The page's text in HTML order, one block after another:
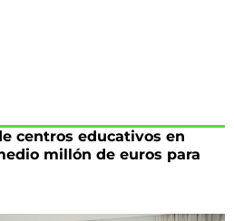
centros educativos en
millón de euros para